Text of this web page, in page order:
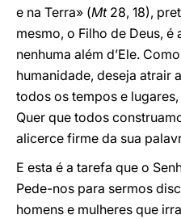
e na Terra» (Mt28, 18),
mesmo, o Filho de Deus, é
nenhuma além d’Ele.
humanidade, deseja atrair
todos os tempos e
Quer que todos
alicerce firme da sua
E esta é a tarefa que o
Pede-nos para sermos
homens e mulheres que